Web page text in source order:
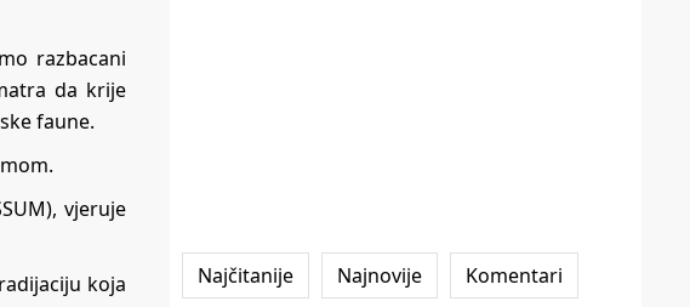
razbacani
da krije
faune.
vjeruje
koja
Najčitanije Najnovije Komentari